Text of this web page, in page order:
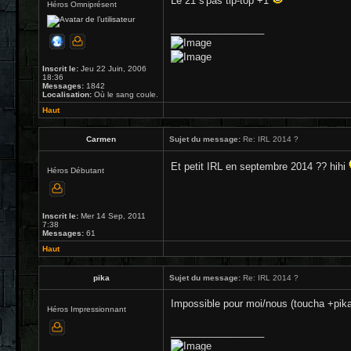
Héros Omniprésent
Inscrit le: Jeu 22 Juin, 2006
18:36
Messages: 1842
Localisation: Où le sang coule.
Haut
Carmen Sujet du message: Re: IRL 2014 ?
Héros Débutant
Inscrit le: Mer 14 Sep, 2011
7:38
Messages: 61
Et petit IRL en septembre 2014 ?? hihi
Haut
pika Sujet du message: Re: IRL 2014 ?
Héros Impressionnant Impossible pour moi/nous (toucha